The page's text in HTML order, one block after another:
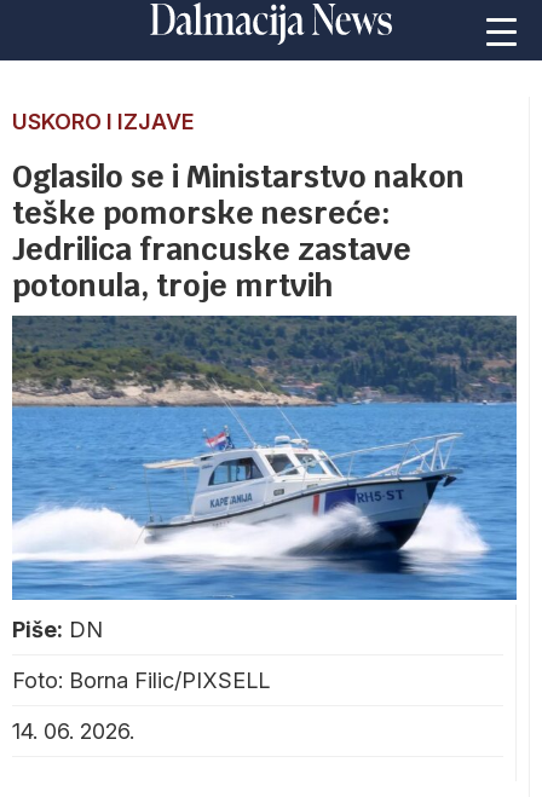
USKORO I IZJAVE
Oglasilo se i Ministarstvo nakon
teške pomorske nesreće:
Jedrilica francuske zastave
potonula, troje mrtvih
Piše: DN
Foto: Borna Filic/PIXSELL
14. 06. 2026.